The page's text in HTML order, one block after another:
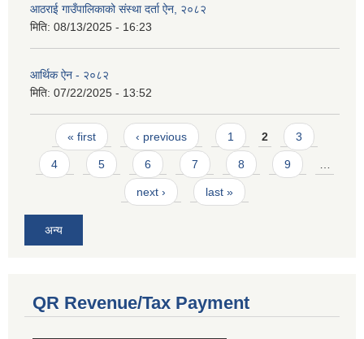
आठराई गाउँपालिकाको संस्था दर्ता ऐन, २०८२
मिति: 08/13/2025 - 16:23
आर्थिक ऐन - २०८२
मिति: 07/22/2025 - 13:52
Pages
« first ‹ previous 1 2 3
4 5 6 7 8 9 …
next › last »
अन्य
QR Revenue/Tax Payment